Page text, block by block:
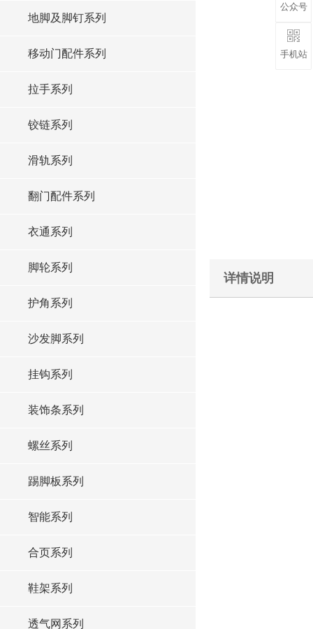
地脚及脚钉系列
移动门配件系列
拉手系列
铰链系列
滑轨系列
翻门配件系列
衣通系列
脚轮系列
护角系列
沙发脚系列
挂钩系列
装饰条系列
螺丝系列
踢脚板系列
智能系列
合页系列
鞋架系列
透气网系列
详情说明
公众号
手机站